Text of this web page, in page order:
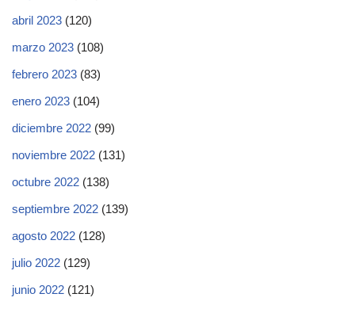
abril 2023 (120)
marzo 2023 (108)
febrero 2023 (83)
enero 2023 (104)
diciembre 2022 (99)
noviembre 2022 (131)
octubre 2022 (138)
septiembre 2022 (139)
agosto 2022 (128)
julio 2022 (129)
junio 2022 (121)